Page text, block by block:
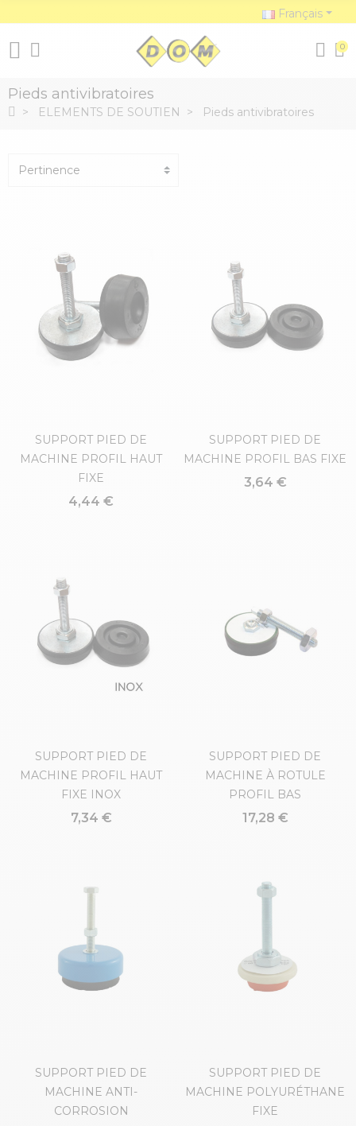
Français
0
Pieds antivibratoires
ELEMENTS DE SOUTIEN Pieds antivibratoires
SUPPORT PIED DE
MACHINE PROFIL HAUT
FIXE
4,44 €
SUPPORT PIED DE
MACHINE PROFIL BAS FIXE
3,64 €
SUPPORT PIED DE
MACHINE PROFIL HAUT
FIXE INOX
7,34 €
SUPPORT PIED DE
MACHINE À ROTULE
PROFIL BAS
17,28 €
SUPPORT PIED DE
MACHINE ANTI-
CORROSION
SUPPORT PIED DE
MACHINE POLYURÉTHANE
FIXE